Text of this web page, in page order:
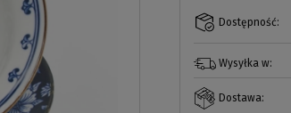
Dostępność:
Wysyłka w:
Dostawa: